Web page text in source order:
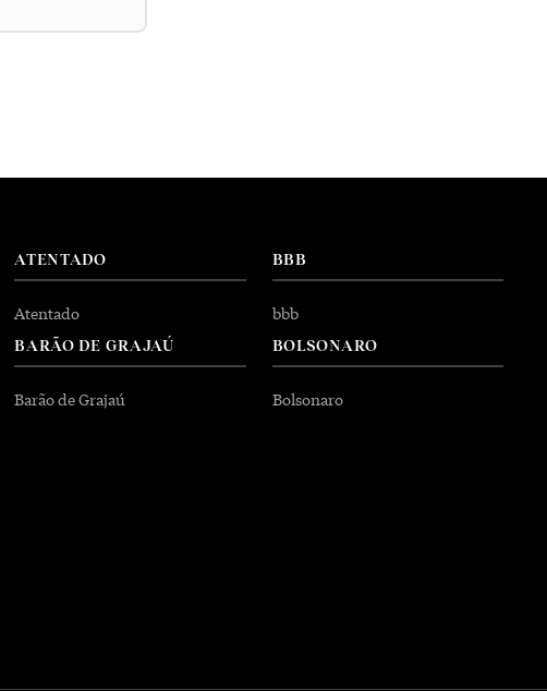
ATENTADO
Atentado
BARÃO DE GRAJAÚ
Barão de Grajaú
BBB
bbb
BOLSONARO
Bolsonaro